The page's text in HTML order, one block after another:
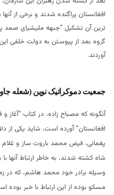
افغانستان پراگنده شدند و برخی از
ترین آن تشکیل “جبهه ملیشیای صمد
گروه بعد از پیوستن به دولت خلقی
آوردند.
جمعیت دموکراتیک نوین (شعله
آنگونه که مصباح زاده، در کتاب
افغانستان” آورده است، شاید یکی از
پغمانی، فیض محمد باروت ساز و غلام
شاه کشته شدند، به خاطر ارتباط آنها
وسیله برادر خود محمد هاشم، که در
مسکو بوده از این ارتباط با خبر بوده